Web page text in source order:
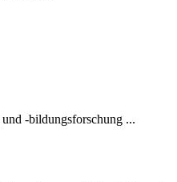
-bildungsforschung ...